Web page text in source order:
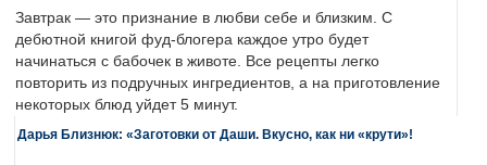
Завтрак — это признание в любви себе и близким. С
дебютной книгой фуд-блогера каждое утро будет
начинаться с бабочек в животе. Все рецепты легко
повторить из подручных ингредиентов, а на приготовление
некоторых блюд уйдет 5 минут.
Дарья Близнюк: «Заготовки от Даши. Вкусно, как ни «крути»!